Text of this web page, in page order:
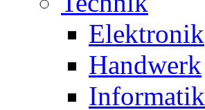
Elektronik
Handwerk
Informatik